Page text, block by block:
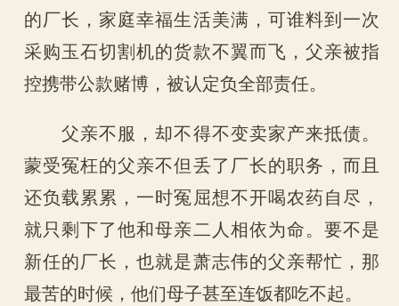
的厂长，家庭幸福生活美满，可谁料到一次
采购玉石切割机的货款不翼而飞，父亲被指
控携带公款赌博，被认定负全部责任。
父亲不服，却不得不变卖家产来抵债。
蒙受冤枉的父亲不但丢了厂长的职务，而且
还负载累累，一时冤屈想不开喝农药自尽，
就只剩下了他和母亲二人相依为命。要不是
新任的厂长，也就是萧志伟的父亲帮忙，那
最苦的时候，他们母子甚至连饭都吃不起。